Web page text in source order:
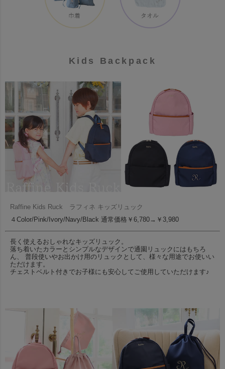
Kids Backpack
Raffine Kids Ruck ラフィネ キッズリュック
４Color/Pink/Ivory/Navy/Black 通常価格￥6,780→￥3,980
長く使えるおしゃれなキッズリュック。
落ち着いたカラーとシンプルなデザインで通園リュックにはもちろ
ん、 普段使いやお出かけ用のリュックとして、様々な用途でお使いい
ただけます。
チェストベルト付きでお子様にも安心してご使用していただけます♪